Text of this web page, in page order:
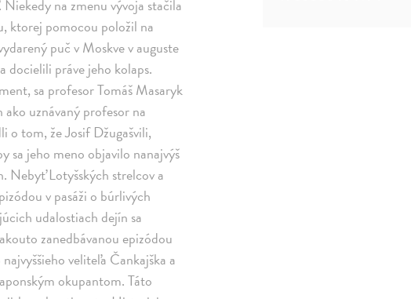
na zmenu vývoja stačila
ktorej pomocou položil na
puč v Moskve v auguste
docielili práve jeho kolaps.
sa profesor Tomáš Masaryk
uznávaný profesor na
o tom, že Josif Džugašvili,
sa jeho meno objavilo nanajvýš
Nebyť Lotyšských strelcov a
v pasáži o búrlivých
udalostiach dejín sa
zanedbávanou epizódou
veliteľa Čankajška a
okupantom. Táto